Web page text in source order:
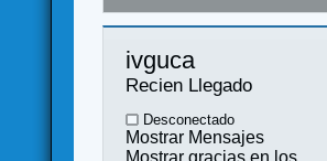
ivguca
Recien Llegado
Desconectado
Mostrar Mensajes
Mostrar gracias en los